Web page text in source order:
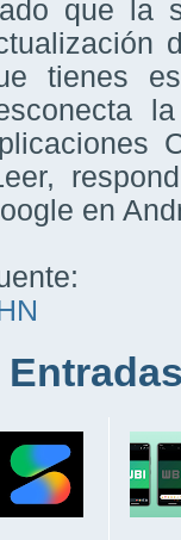
que la
tienes
en